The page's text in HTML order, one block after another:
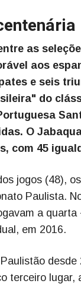
as
aos
e seis
do
O
com 45
jogos (48),
Paulista.
a quarta
em 2016.
desde
terceiro lugar,